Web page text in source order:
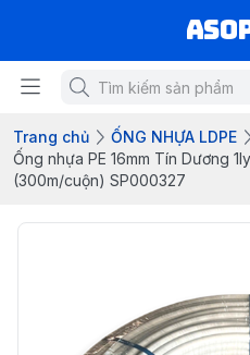
Trang chủ
ỐNG NHỰA LDPE
Ống nhựa PE 16mm Tín Dương
(300m/cuộn) SP000327